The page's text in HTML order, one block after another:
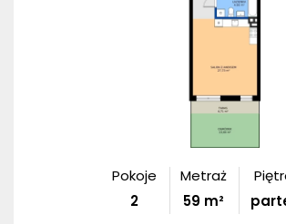
Pokoje
2
Metraż
59 m²